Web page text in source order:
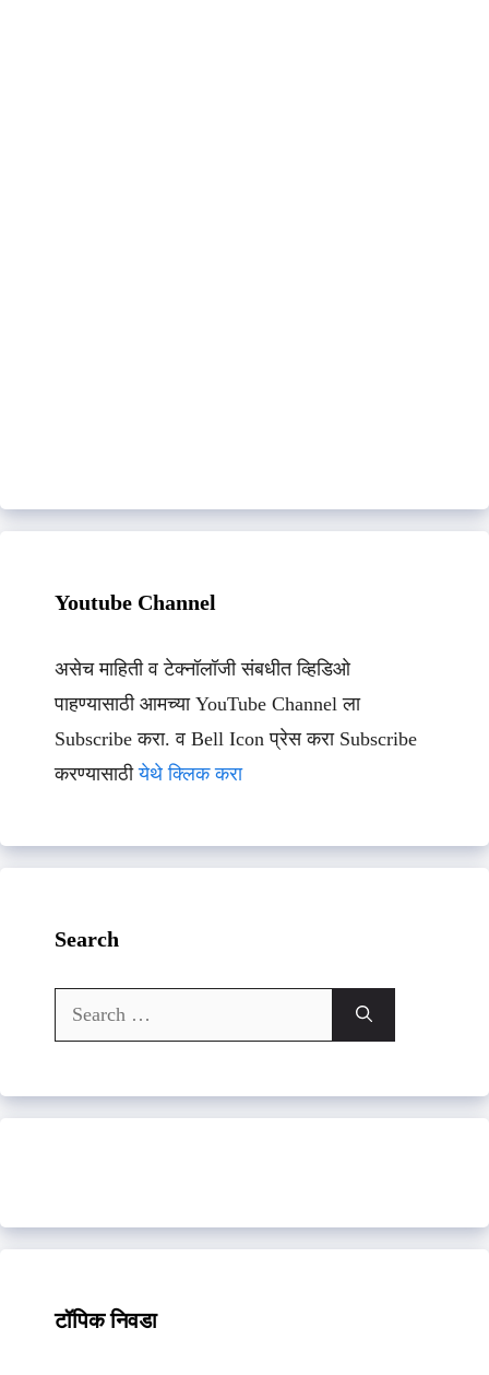
Youtube Channel
असेच माहिती व टेक्नॉलॉजी संबधीत व्हिडिओ
पाहण्यासाठी आमच्या YouTube Channel ला
Subscribe करा. व Bell Icon प्रेस करा Subscribe
करण्यासाठीयेथे क्लिक करा
Search
Search
for:
टॉपिक निवडा